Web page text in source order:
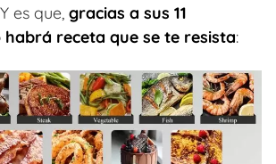
es que, gracias a sus 11
receta que se te resista: